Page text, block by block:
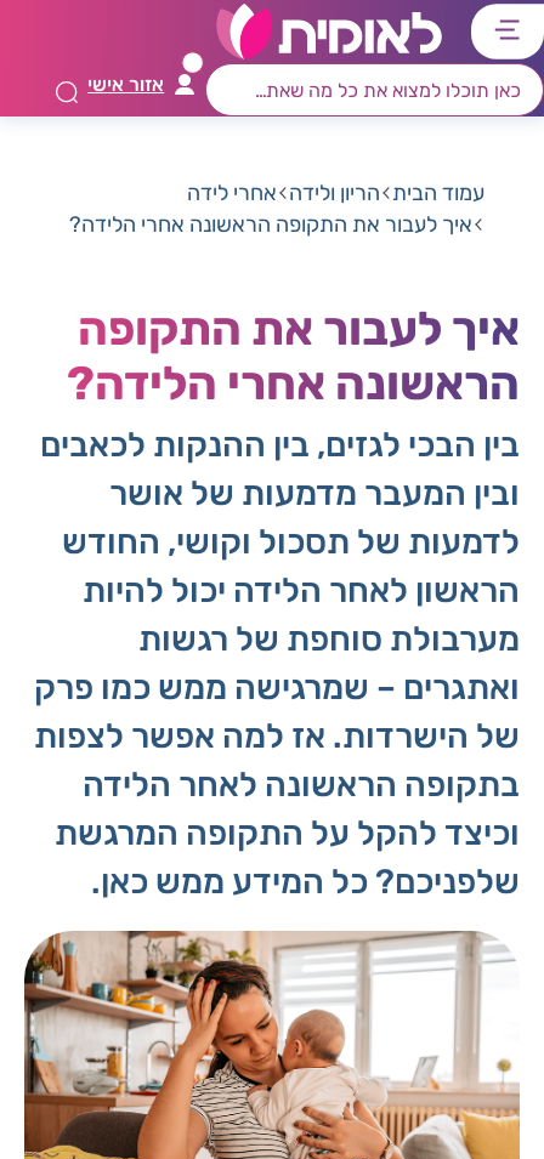
דלג
לתפריט
ראשי
דלג
לרכיב
חיפוש
דלג
לתוכן
מרכזי
דלג
לאזור
קישורים
אזור אישי
עמוד הבית הריון ולידה אחרי לידה
איך לעבור את התקופה הראשונה אחרי הלידה?
איך לעבור את התקופה
הראשונה אחרי הלידה?
בין הבכי לגזים, בין ההנקות לכאבים
ובין המעבר מדמעות של אושר
לדמעות של תסכול וקושי, החודש
הראשון לאחר הלידה יכול להיות
מערבולת סוחפת של רגשות
ואתגרים – שמרגישה ממש כמו פרק
של הישרדות. אז למה אפשר לצפות
בתקופה הראשונה לאחר הלידה
וכיצד להקל על התקופה המרגשת
שלפניכם? כל המידע ממש כאן.